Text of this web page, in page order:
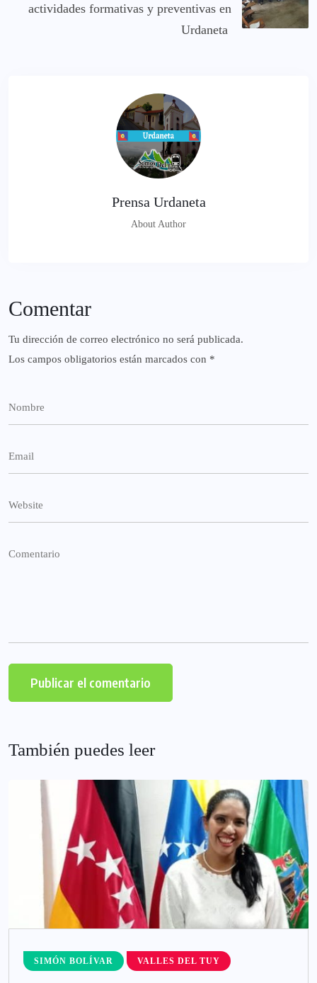
actividades formativas y preventivas en
Urdaneta
Prensa Urdaneta
About Author
Comentar
Tu dirección de correo electrónico no será publicada.
Los campos obligatorios están marcados con *
También puedes leer
SIMÓN BOLÍVAR VALLES DEL TUY